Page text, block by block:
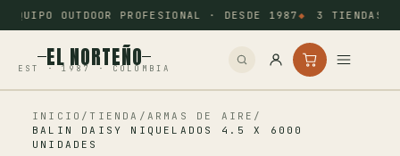
EQUIPO OUTDOOR PROFESIONAL · DESDE 1987 3 TIENDAS:
EL NORTEÑO
EST · 1987 · COLOMBIA
Inicio
INICIO / TIENDA / ARMAS DE AIRE /
BALIN DAISY NIQUELADOS 4.5 X 6000
UNIDADES